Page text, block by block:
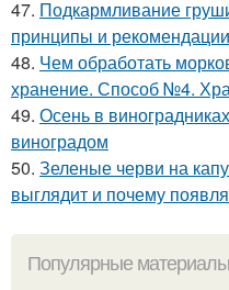
47. Подкармливание
принципы и рекомендации
48. Чем обработать
хранение. Способ №4.
49. Осень в
виноградом
50. Зеленые черви на
выглядит и почему
Популярные материалы